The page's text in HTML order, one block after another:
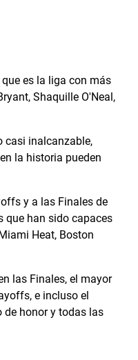
es la liga con más
Shaquille O'Neal,
casi inalcanzable,
la historia pueden
y a las Finales de
que han sido capaces
Heat, Boston
las Finales, el mayor
e incluso el
de honor y todas las